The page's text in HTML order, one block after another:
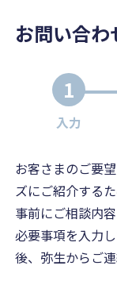
お問い合わ
1
入力
お客さまのご要
ズにご紹介するた
事前にご相談内
必要事項を入力
後、弥生からご連